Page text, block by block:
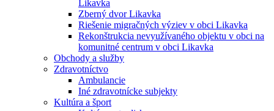
Likavka
Zberný dvor Likavka
Riešenie migračných výziev v obci Likavka
Rekonštrukcia nevyužívaného objektu v obci na
komunitné centrum v obci Likavka
Obchody a služby
Zdravotníctvo
Ambulancie
Iné zdravotnícke subjekty
Kultúra a šport